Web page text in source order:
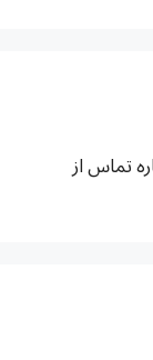
تماس از